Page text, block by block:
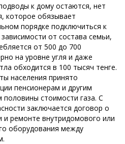
к дому остаются, нет
которое обязывает
порядке подключиться к
от состава семьи,
от 500 до 700
на уровне угля и даже
обходится в 100 тысяч тенге.
населения принято
пенсионерам и другим
стоимости газа. С
заключается договор о
и ремонте внутридомового или
оборудования между